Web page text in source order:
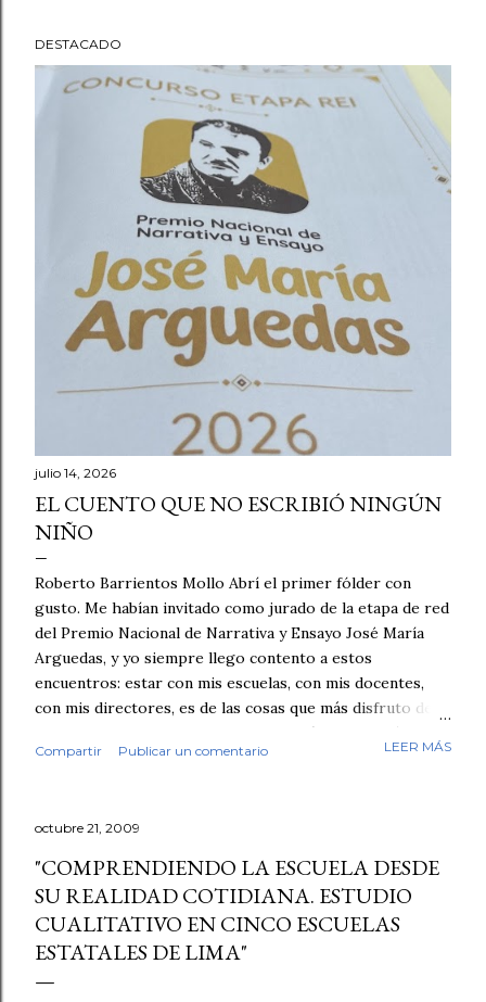
DESTACADO
julio 14, 2026
EL CUENTO QUE NO ESCRIBIÓ NINGÚN
NIÑO
Roberto Barrientos Mollo Abrí el primer fólder con
gusto. Me habían invitado como jurado de la etapa de red
del Premio Nacional de Narrativa y Ensayo José María
Arguedas, y yo siempre llego contento a estos
encuentros: estar con mis escuelas, con mis docentes,
con mis directores, es de las cosas que más disfruto de
mi trabajo. Antes de empezar la revisión hubo café,
saludos, conversación. Luego, los fólderes. Leí el primer
el tipo de redacción, esa tersura sin fisuras que uno
reconoce cuando ha leído miles de textos escolares.
ensayos de secundaria. Luego contrasté mis sospechas
con varias herramientas de inteligencia artificial. El
diagnóstico se repetía: demasiado sintético, demasiado
perfecto. Y aquí quiero ser honesto: ningún detector es
Compartir Publicar un comentario LEER MÁS
octubre 21, 2009
"COMPRENDIENDO LA ESCUELA DESDE
SU REALIDAD COTIDIANA. ESTUDIO
CUALITATIVO EN CINCO ESCUELAS
ESTATALES DE LIMA"